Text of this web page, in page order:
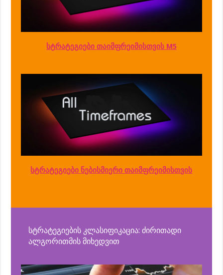
სტრატეგიები თაიმფრეიმისთვის M5
სტრატეგიები ნებისმიერი თაიმფრეიმისთვის
სტრატეგიების კლასიფიკაცია: ძირითადი
ალგორითმის მიხედვით